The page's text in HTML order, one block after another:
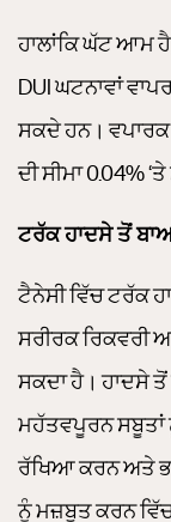
ਹਾਲਾਂਕਿ ਘੱਟ ਆਮ
DUI ਘਟਨਾਵਾਂ
ਸਕਦੇ ਹਨ।
ਦੀ ਸੀਮਾ 0.04%
ਟਰੱਕ ਹਾਦਸੇ ਤੋਂ
ਟੈਨੇਸੀ ਵਿੱਚ ਟਰੱਕ
ਸਰੀਰਕ ਰਿਕਵਰੀ
ਸਕਦਾ ਹੈ। ਹਾਦਸੇ
ਮਹੱਤਵਪੂਰਨ ਸਬੂਤਾਂ
ਰੱਖਿਆ ਕਰਨ ਅਤੇ
ਨੂੰ ਮਜ਼ਬੂਤ ​​ਕਰਨ